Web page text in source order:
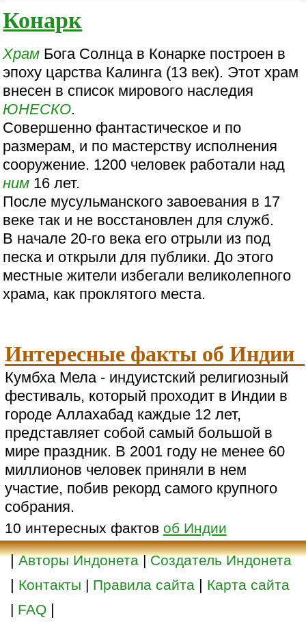
Конарк
Храм Бога Солнца в Конарке построен в
эпоху царства Калинга (13 век). Этот храм
внесен в список мирового наследия
ЮНЕСКО.
Совершенно фантастическое и по
размерам, и по мастерству исполнения
сооружение. 1200 человек работали над
ним 16 лет.
После мусульманского завоевания в 17
веке так и не восстановлен для служб.
В начале 20-го века его отрыли из под
песка и открыли для публики. До этого
местные жители избегали великолепного
храма, как проклятого места.
Интересные факты об Индии
Кумбха Мела - индуистский религиозный
фестиваль, который проходит в Индии в
городе Аллахабад каждые 12 лет,
представляет собой самый большой в
мире праздник. В 2001 году не менее 60
миллионов человек приняли в нем
участие, побив рекорд самого крупного
собрания.
10 интересных фактов об Индии
|Авторы Индонета|Создатель Индонета
Контакты | Правила сайта
Карта сайта
| FAQ